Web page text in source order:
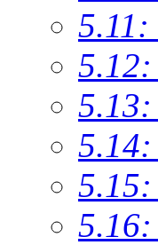
5.11:
5.12:
5.13:
5.14:
5.15:
5.16: